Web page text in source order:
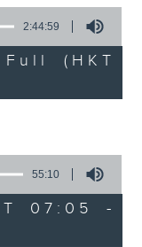
Andrew
of
and
brings
into the
2:44:59
(HKT
55:10
07:05 -